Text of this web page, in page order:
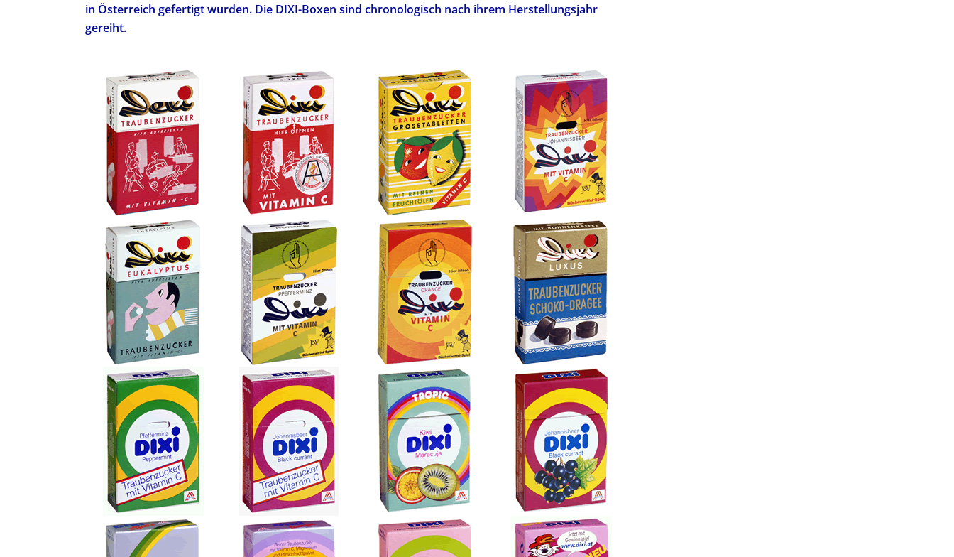
in Österreich gefertigt wurden. Die DIXI-Boxen sind chronologisch nach ihrem Herstellungsjahr
gereiht.